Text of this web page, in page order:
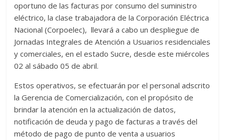
oportuno de las facturas por consumo del suministro
eléctrico, la clase trabajadora de la Corporación Eléctrica
Nacional (Corpoelec), llevará a cabo un despliegue de
Jornadas Integrales de Atención a Usuarios residenciales
y comerciales, en el estado Sucre, desde este miércoles
02 al sábado 05 de abril.
Estos operativos, se efectuarán por el personal adscrito
la Gerencia de Comercialización, con el propósito de
brindar la atención en la actualización de datos,
notificación de deuda y pago de facturas a través del
método de pago de punto de venta a usuarios